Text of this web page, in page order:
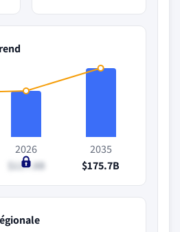
2026
$117.8B
2035
$175.7B